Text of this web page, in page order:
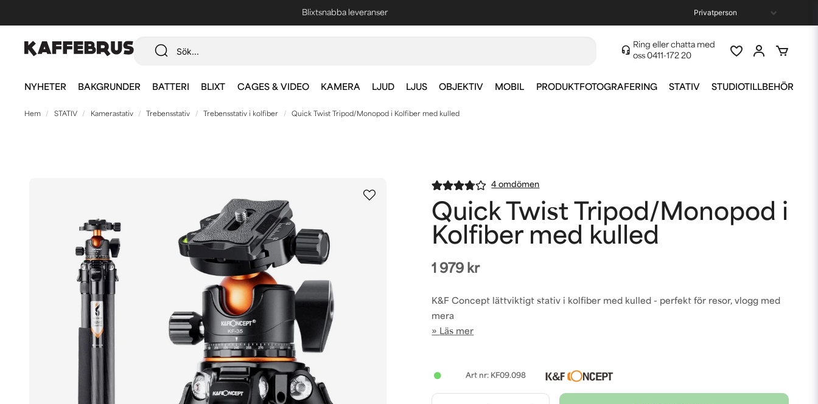
Fri frakt vid köp över 1000 kr *
Ring eller chatta med
oss 0411-172 20
NYHETER BAKGRUNDER BATTERI BLIXT CAGES & VIDEO KAMERA LJUD LJUS OBJEKTIV MOBIL PRODUKTFOTOGRAFERING STATIV STUDIOTILLBEHÖR
Hem STATIV Kamerastativ Trebensstativ Trebensstativ i kolfiber Quick Twist Tripod/Monopod i Kolfiber med kulled
4 omdömen
Quick Twist Tripod/Monopod i
Kolfiber med kulled
1 979 kr
K&F Concept lättviktigt stativ i kolfiber med kulled - perfekt för resor, vlogg med
mera
Läs mer
KF09.098